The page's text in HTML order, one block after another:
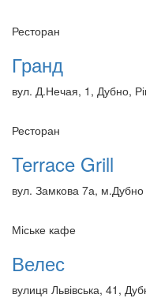
Ресторан
Гранд
вул. Д.Нечая, 1, Дубно,
Ресторан
Terrace Grill
вул. Замкова 7а, м.Дубно
Міське кафе
Велес
вулиця Львівська, 41,